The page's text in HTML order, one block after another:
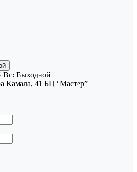
Вс: Выходной
Камала, 41 БЦ “Мастер”